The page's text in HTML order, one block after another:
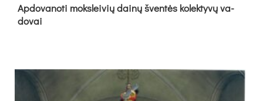
Ap­do­va­no­ti moks­lei­vių dai­nų šven­tės ko­lek­ty­vų va­
do­vai